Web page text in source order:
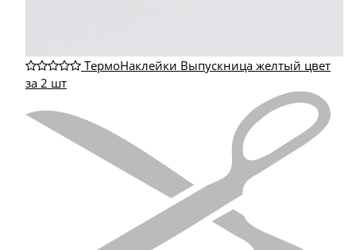
ТермоНаклейки Выпускница желтый цвет
за 2 шт